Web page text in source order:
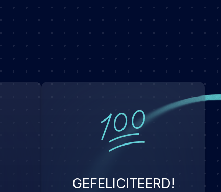
GEFELICITEERD!